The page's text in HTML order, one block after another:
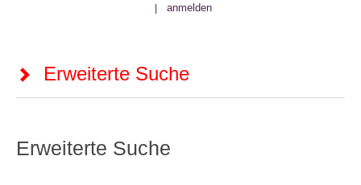
| anmelden
Erweiterte Suche
Erweiterte Suche